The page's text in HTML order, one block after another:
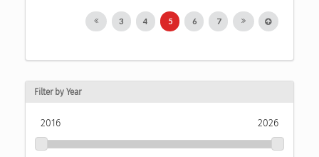
3 4 5 6 7
Filter by Year
2016 2026